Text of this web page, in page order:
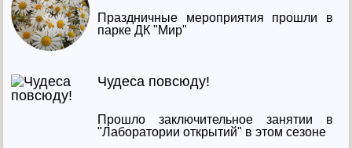
Праздничные мероприятия прошли в
парке ДК "Мир"
Чудеса повсюду!
Прошло заключительное занятии в
"Лаборатории открытий" в этом сезоне